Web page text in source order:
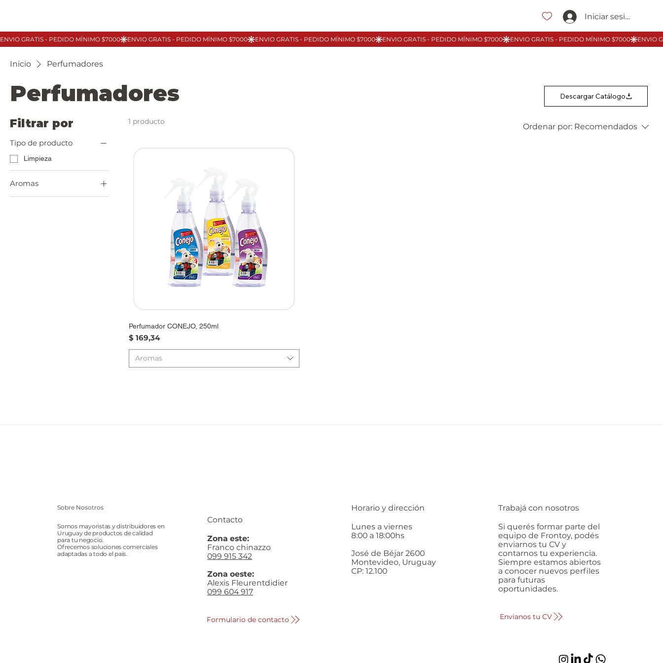
Iniciar sesión
Inicio Perfumadores
Perfumadores
Filtrar por
Tipo de producto
Limpieza
Aromas
Amor
1 producto
Ordenar por: Recomendados
Perfumador CONEJO, 250ml
Precio
$ 169,34
Aromas
Descargar Catálogo
Sobre Nosotros
Somos mayoristas y distribuidores en
Uruguay de productos de calidad
para tu negocio.
Ofrecemos soluciones comerciales
adaptadas a todo el país.
Contacto
Zona este:
Franco chinazzo
099 915 342
Zona oeste:
Alexis Fleurentdidier
099 604 917
Formulario de contacto
Horario y dirección
Lunes a viernes
8:00 a 18:00hs
José de Béjar 2600
Montevideo, Uruguay
CP: 12.100
Trabajá con nosotros
Si querés formar parte del
equipo de Frontoy, podés
enviarnos tu CV y
contarnos tu experiencia.
Siempre estamos abiertos
a conocer nuevos perfiles
para futuras
oportunidades.
Envianos tu CV